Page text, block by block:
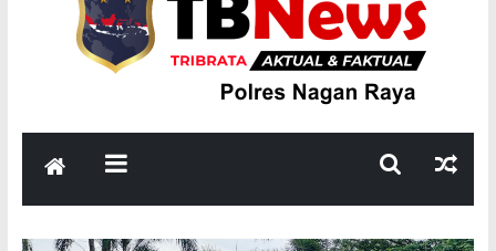
Polsek Tadu Raya Gelar Pengaturan Lalu Lintas Pagi di Jalur
Rawan Kecelakaan
Polsek Tadu Raya Gelar “Sawe Kede Kopi”, Perkuat Silaturahmi
dan Sinergi dengan Masyarakat
Polsek Seunagan Timur Sosialisasikan Pencegahan Narkoba
kepada Masyarakat